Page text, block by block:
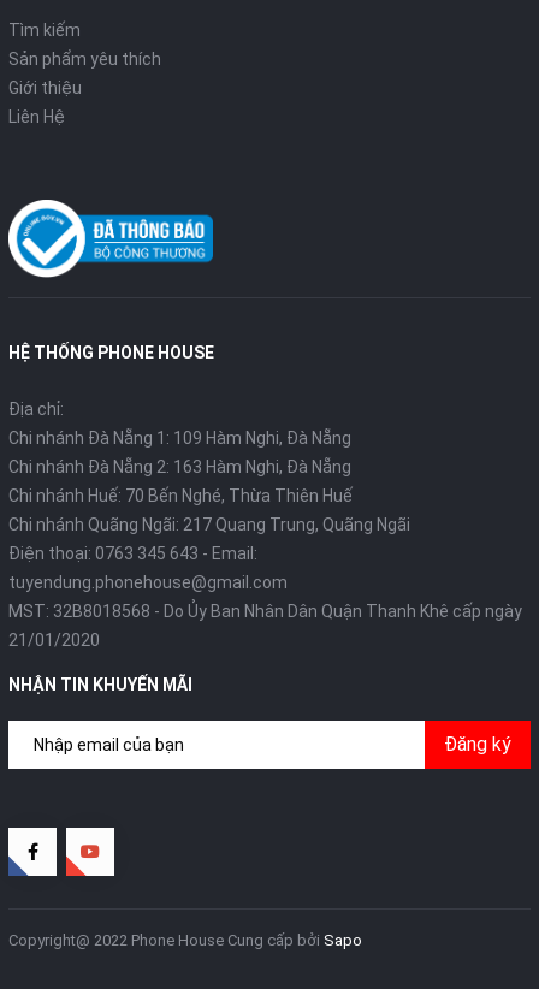
Tìm kiếm
Sản phẩm yêu thích
Giới thiệu
Liên Hệ
HỆ THỐNG PHONE HOUSE
Địa chỉ:
Chi nhánh Đà Nẵng 1: 109 Hàm Nghi, Đà Nẵng
Chi nhánh Đà Nẵng 2: 163 Hàm Nghi, Đà Nẵng
Chi nhánh Huế: 70 Bến Nghé, Thừa Thiên Huế
Chi nhánh Quãng Ngãi: 217 Quang Trung, Quãng Ngãi
Điện thoại: 0763 345 643 - Email:
tuyendung.phonehouse@gmail.com
MST: 32B8018568 - Do Ủy Ban Nhân Dân Quận Thanh Khê cấp ngày
21/01/2020
NHẬN TIN KHUYẾN MÃI
Đăng ký
Copyright@ 2022 Phone House Cung cấp bởi Sapo